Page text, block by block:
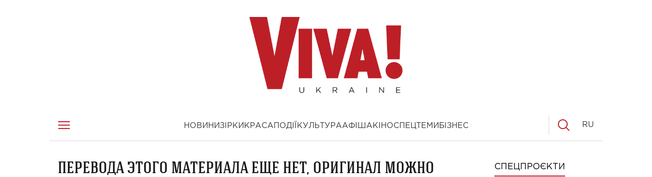
НОВИНИ ЗІРКИ КРАСА ПОДІЇ КУЛЬТУРААФІША КІНОСПЕЦТЕМИ БІЗНЕС RU
ПЕРЕВОДА ЭТОГО МАТЕРИАЛА ЕЩЕ НЕТ, ОРИГИНАЛ МОЖНО
СПЕЦПРОЄКТИ